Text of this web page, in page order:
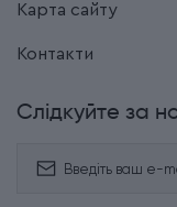
Карта сайту
Контакти
Слідкуйте за